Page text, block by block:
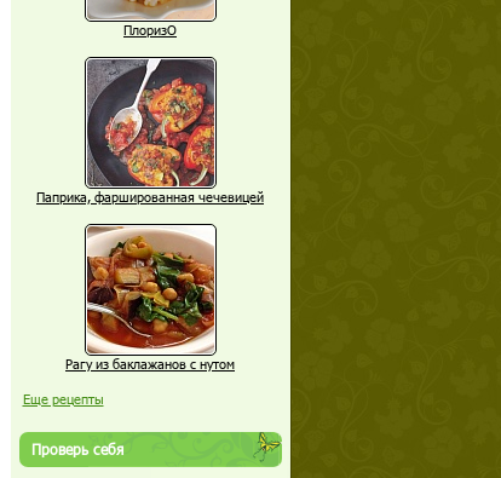
ПлоризО
Паприка, фаршированная чечевицей
Рагу из баклажанов с нутом
Еще рецепты
Проверь себя